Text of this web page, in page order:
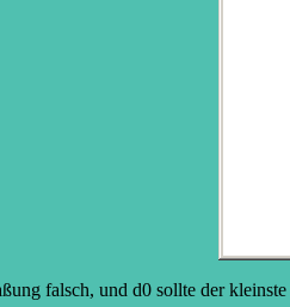
falsch, und d0 sollte der